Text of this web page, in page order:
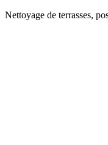
Nettoyage de terrasses,